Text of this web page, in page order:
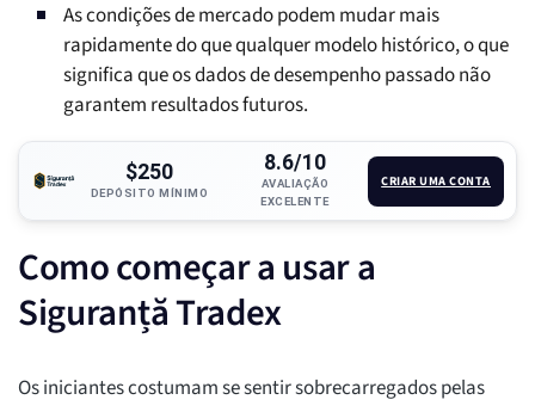
As condições de mercado podem mudar mais
rapidamente do que qualquer modelo histórico, o que
significa que os dados de desempenho passado não
garantem resultados futuros.
$250
DEPÓSITO MÍNIMO
8.6/10
AVALIAÇÃO
EXCELENTE
CRIAR UMA CONTA
Como começar a usar a
Siguranță Tradex
Os iniciantes costumam se sentir sobrecarregados pelas